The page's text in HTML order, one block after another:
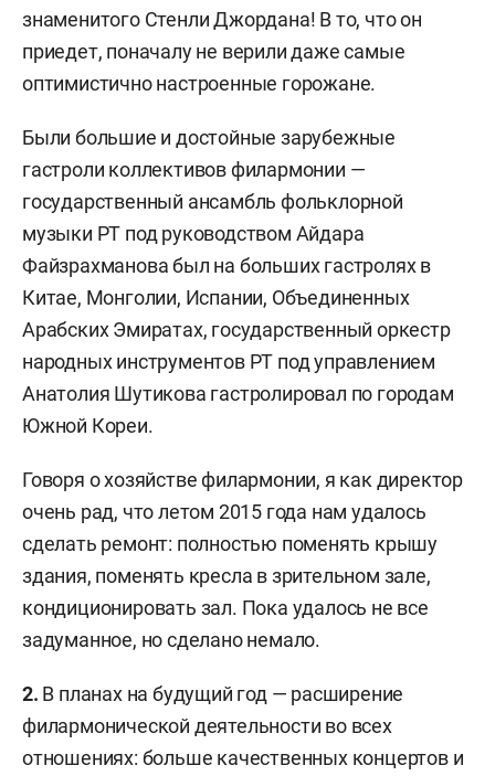
знаменитого Стенли Джордана! В то, что он
приедет, поначалу не верили даже самые
оптимистично настроенные горожане.
Были большие и достойные зарубежные
гастроли коллективов филармонии —
государственный ансамбль фольклорной
музыки РТ под руководством Айдара
Файзрахманова был на больших гастролях в
Китае, Монголии, Испании, Объединенных
Арабских Эмиратах, государственный оркестр
народных инструментов РТ под управлением
Анатолия Шутикова гастролировал по городам
Южной Кореи.
Говоря о хозяйстве филармонии, я как директор
очень рад, что летом 2015 года нам удалось
сделать ремонт: полностью поменять крышу
здания, поменять кресла в зрительном зале,
кондиционировать зал. Пока удалось не все
задуманное, но сделано немало.
2. В планах на будущий год — расширение
филармонической деятельности во всех
отношениях: больше качественных концертов и